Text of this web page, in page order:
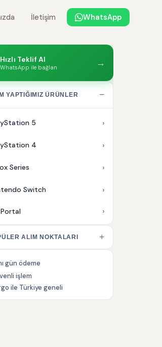
İletişim WhatsApp
Hızlı Teklif Al
WhatsApp ile bağlan →
YAPTIĞIMIZ ÜRÜNLER −
5 ›
4 ›
Series ›
Switch ›
Portal ›
ALIM NOKTALARI +
gün ödeme
işlem
ile Türkiye geneli